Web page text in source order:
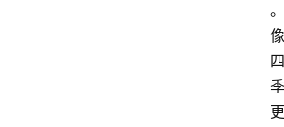
。
像
四
季
更